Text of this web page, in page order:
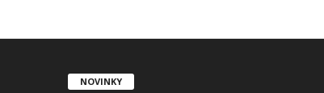
NOVINKY